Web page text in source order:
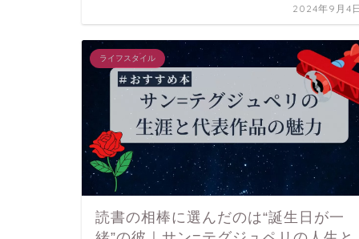
2024年9月4
ライフスタイル
読書の相棒に選んだのは“誕生日が一